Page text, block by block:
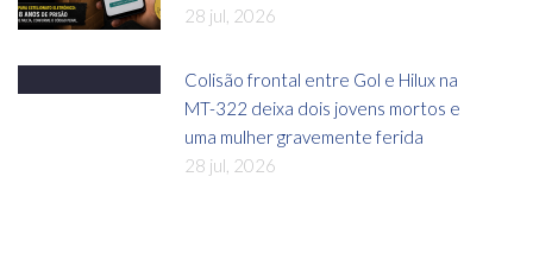
28 jul, 2026
Colisão frontal entre Gol e Hilux na
MT-322 deixa dois jovens mortos e
uma mulher gravemente ferida
28 jul, 2026